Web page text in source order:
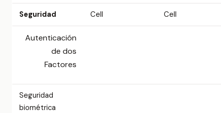
Seguridad Cell Cell
Autenticación
de dos
Factores
Seguridad
biométrica